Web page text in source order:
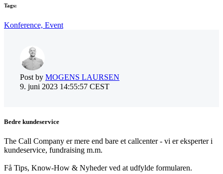
Tags:
Konference, Event
Post by MOGENS LAURSEN
9. juni 2023 14:55:57 CEST
Bedre kundeservice
The Call Company er mere end bare et callcenter - vi er eksperter i
kundeservice, fundraising m.m.
Få Tips, Know-How & Nyheder ved at udfylde formularen.